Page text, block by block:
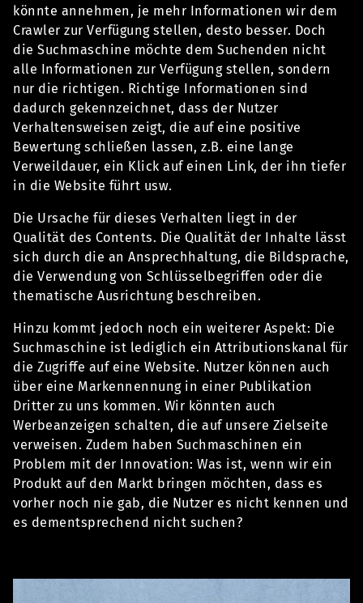
könnte annehmen, je mehr Informationen wir dem
Crawler zur Verfügung stellen, desto besser. Doch
die Suchmaschine möchte dem Suchenden nicht
alle Informationen zur Verfügung stellen, sondern
nur die richtigen. Richtige Informationen sind
dadurch gekennzeichnet, dass der Nutzer
Verhaltensweisen zeigt, die auf eine positive
Bewertung schließen lassen, z.B. eine lange
Verweildauer, ein Klick auf einen Link, der ihn tiefer
in die Website führt usw.
Die Ursache für dieses Verhalten liegt in der
Qualität des Contents. Die Qualität der Inhalte lässt
sich durch die an Ansprechhaltung, die Bildsprache,
die Verwendung von Schlüsselbegriffen oder die
thematische Ausrichtung beschreiben.
Hinzu kommt jedoch noch ein weiterer Aspekt: Die
Suchmaschine ist lediglich ein Attributionskanal für
die Zugriffe auf eine Website. Nutzer können auch
über eine Markennennung in einer Publikation
Dritter zu uns kommen. Wir könnten auch
Werbeanzeigen schalten, die auf unsere Zielseite
verweisen. Zudem haben Suchmaschinen ein
Problem mit der Innovation: Was ist, wenn wir ein
Produkt auf den Markt bringen möchten, dass es
vorher noch nie gab, die Nutzer es nicht kennen und
es dementsprechend nicht suchen?